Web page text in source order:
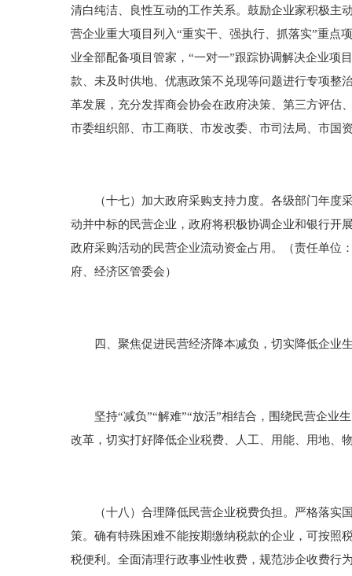
清白纯洁、良性互动的工作关系。鼓励企业家积极主
营企业重大项目列入“重实干、强执行、抓落实”重点
业全部配备项目管家，“一对一”跟踪协调解决企业项
款、未及时供地、优惠政策不兑现等问题进行专项整
革发展，充分发挥商会协会在政府决策、第三方评估
市委组织部、市工商联、市发改委、市司法局、市国
（十七）加大政府采购支持力度。各级部门年度采
动并中标的民营企业，政府将积极协调企业和银行开
政府采购活动的民营企业流动资金占用。（责任单位
府、经济区管委会）
四、聚焦促进民营经济降本减负，切实降低企业
坚持“减负”“解难”“放活”相结合，围绕民营企业
改革，切实打好降低企业税费、人工、用能、用地、
（十八）合理降低民营企业税费负担。严格落实国
策。确有特殊困难不能按期缴纳税款的企业，可按照
税便利。全面清理行政事业性收费，规范涉企收费行